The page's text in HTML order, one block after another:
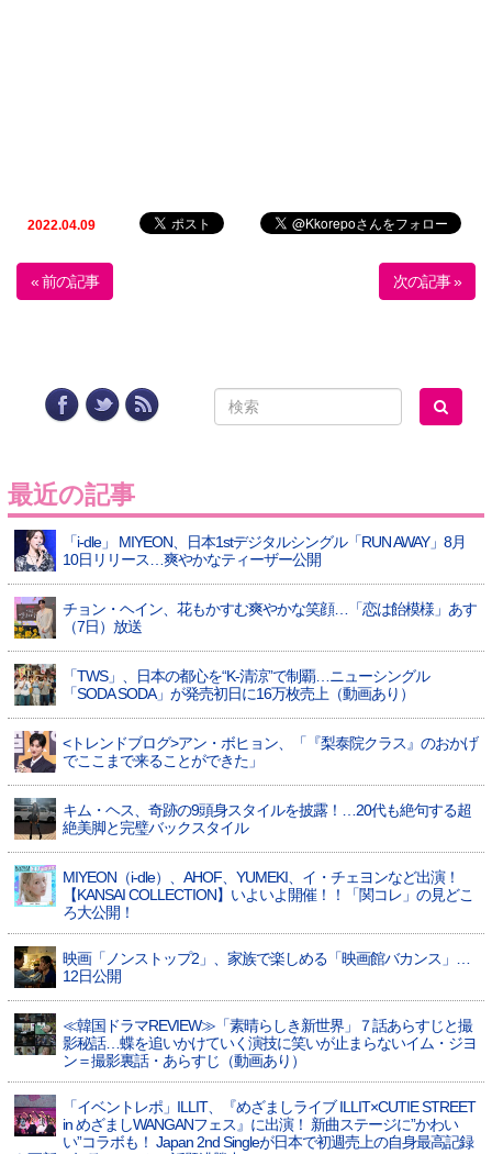
2022.04.09
« 前の記事 次の記事 »
最近の記事
「i-dle」 MIYEON、日本1stデジタルシングル「RUN AWAY」8月
10日リリース…爽やかなティーザー公開
チョン・ヘイン、花もかすむ爽やかな笑顔…「恋は飴模様」あす
（7日）放送
「TWS」、日本の都心を“K-清涼”で制覇…ニューシングル
「SODA SODA」が発売初日に16万枚売上（動画あり）
<トレンドブログ>アン・ボヒョン、「『梨泰院クラス』のおかげ
でここまで来ることができた」
キム・ヘス、奇跡の9頭身スタイルを披露！…20代も絶句する超
絶美脚と完璧バックスタイル
MIYEON（i-dle）、​AHOF​、YUMEKI、イ・チェヨンなど出演！
【KANSAI COLLECTION】いよいよ開催！！「関コレ」の見どこ
ろ大公開！
映画「ノンストップ2」、家族で楽しめる「映画館バカンス」…
12日公開
≪韓国ドラマREVIEW≫「素晴らしき新世界」７話あらすじと撮
影秘話…蝶を追いかけていく演技に笑いが止まらないイム・ジヨ
ン＝撮影裏話・あらすじ（動画あり）
「イベントレポ」ILLIT、『めざましライブ ILLIT×CUTIE STREET
in めざましWANGANフェス』に出演！ 新曲ステージに”かわい
い”コラボも！ Japan 2nd Singleが日本で初週売上の自身最高記録